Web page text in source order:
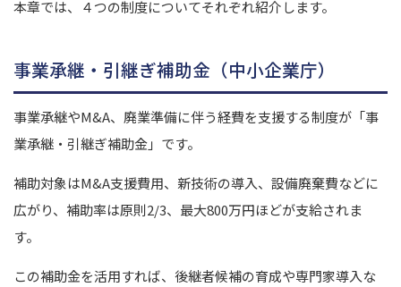
本章では、４つの制度についてそれぞれ紹介します。
事業承継・引継ぎ補助金（中小企業庁）
事業承継やM&A、廃業準備に伴う経費を支援する制度が「事
業承継・引継ぎ補助金」です。
補助対象はM&A支援費用、新技術の導入、設備廃棄費などに
広がり、補助率は原則2/3、最大800万円ほどが支給されま
す。
この補助金を活用すれば、後継者候補の育成や専門家導入な